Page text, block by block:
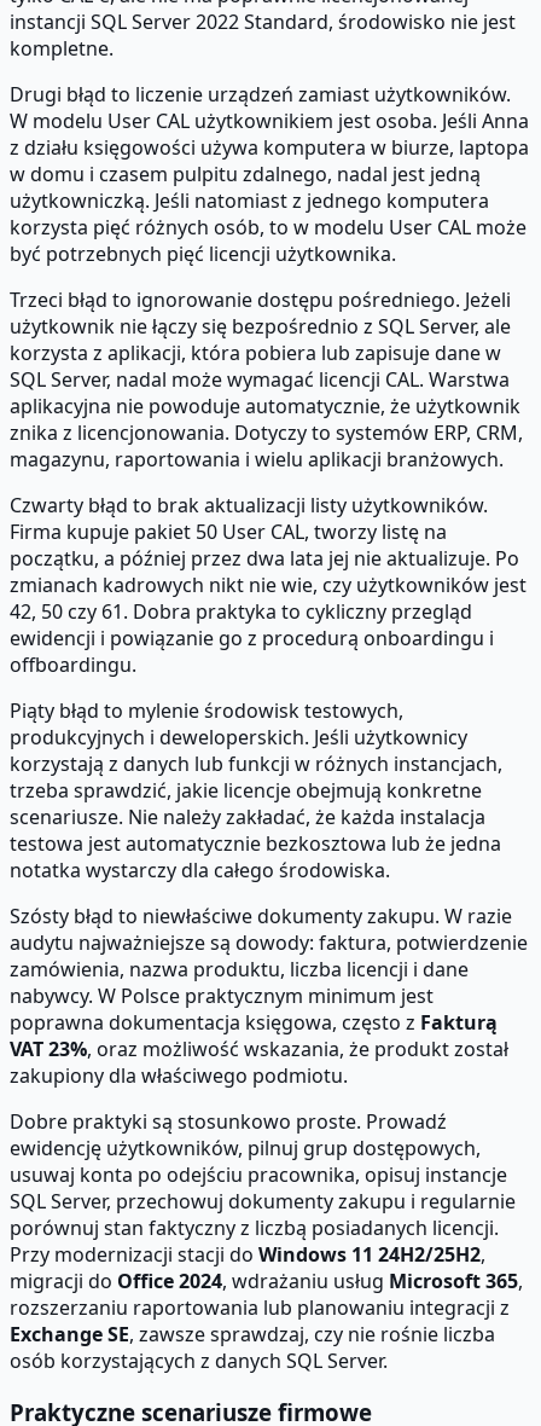
instancji SQL Server 2022 Standard, środowisko nie jest
kompletne.
Drugi błąd to liczenie urządzeń zamiast użytkowników.
W modelu User CAL użytkownikiem jest osoba. Jeśli Anna
z działu księgowości używa komputera w biurze, laptopa
w domu i czasem pulpitu zdalnego, nadal jest jedną
użytkowniczką. Jeśli natomiast z jednego komputera
korzysta pięć różnych osób, to w modelu User CAL może
być potrzebnych pięć licencji użytkownika.
Trzeci błąd to ignorowanie dostępu pośredniego. Jeżeli
użytkownik nie łączy się bezpośrednio z SQL Server, ale
korzysta z aplikacji, która pobiera lub zapisuje dane w
SQL Server, nadal może wymagać licencji CAL. Warstwa
aplikacyjna nie powoduje automatycznie, że użytkownik
znika z licencjonowania. Dotyczy to systemów ERP, CRM,
magazynu, raportowania i wielu aplikacji branżowych.
Czwarty błąd to brak aktualizacji listy użytkowników.
Firma kupuje pakiet 50 User CAL, tworzy listę na
początku, a później przez dwa lata jej nie aktualizuje. Po
zmianach kadrowych nikt nie wie, czy użytkowników jest
42, 50 czy 61. Dobra praktyka to cykliczny przegląd
ewidencji i powiązanie go z procedurą onboardingu i
offboardingu.
Piąty błąd to mylenie środowisk testowych,
produkcyjnych i deweloperskich. Jeśli użytkownicy
korzystają z danych lub funkcji w różnych instancjach,
trzeba sprawdzić, jakie licencje obejmują konkretne
scenariusze. Nie należy zakładać, że każda instalacja
testowa jest automatycznie bezkosztowa lub że jedna
notatka wystarczy dla całego środowiska.
Szósty błąd to niewłaściwe dokumenty zakupu. W razie
audytu najważniejsze są dowody: faktura, potwierdzenie
zamówienia, nazwa produktu, liczba licencji i dane
nabywcy. W Polsce praktycznym minimum jest
poprawna dokumentacja księgowa, często z Fakturą
VAT 23%, oraz możliwość wskazania, że produkt został
zakupiony dla właściwego podmiotu.
Dobre praktyki są stosunkowo proste. Prowadź
ewidencję użytkowników, pilnuj grup dostępowych,
usuwaj konta po odejściu pracownika, opisuj instancje
SQL Server, przechowuj dokumenty zakupu i regularnie
porównuj stan faktyczny z liczbą posiadanych licencji.
Przy modernizacji stacji do Windows 11 24H2/25H2,
migracji do Office 2024, wdrażaniu usług Microsoft 365,
rozszerzaniu raportowania lub planowaniu integracji z
Exchange SE, zawsze sprawdzaj, czy nie rośnie liczba
osób korzystających z danych SQL Server.
Praktyczne scenariusze firmowe